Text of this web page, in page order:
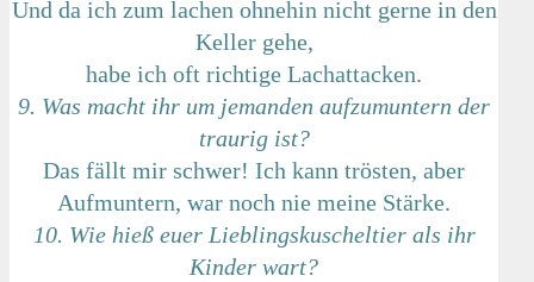
Und da ich zum lachen ohnehin nicht gerne in den
Keller gehe,
habe ich oft richtige Lachattacken.
9. Was macht ihr um jemanden aufzumuntern der
traurig ist?
Das fällt mir schwer! Ich kann trösten, aber
Aufmuntern, war noch nie meine Stärke.
10. Wie hieß euer Lieblingskuscheltier als ihr
Kinder wart?